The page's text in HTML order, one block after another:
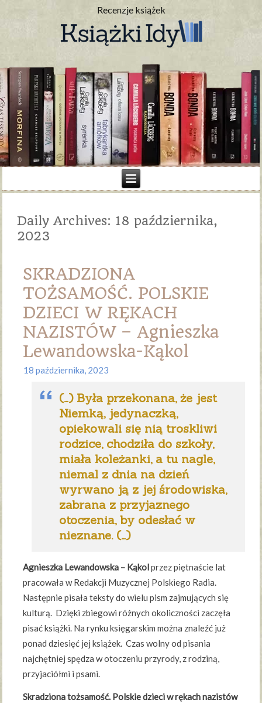
Recenzje książek
Daily Archives: 18 października,
2023
SKRADZIONA
TOŻSAMOŚĆ. POLSKIE
DZIECI W RĘKACH
NAZISTÓW – Agnieszka
Lewandowska-Kąkol
18 października, 2023
(…) Była przekonana, że jest
Niemką, jedynaczką,
opiekowali się nią troskliwi
rodzice, chodziła do szkoły,
miała koleżanki, a tu nagle,
niemal z dnia na dzień
wyrwano ją z jej środowiska,
zabrana z przyjaznego
otoczenia, by odesłać w
nieznane. (…)
Agnieszka Lewandowska – Kąkolprzez piętnaście lat
pracowała w Redakcji Muzycznej Polskiego Radia.
Następnie pisała teksty do wielu pism zajmujących się
kulturą. Dzięki zbiegowi różnych okoliczności zaczęła
pisać książki. Na rynku księgarskim można znaleźć już
ponad dziesięć jej książek. Czas wolny od pisania
najchętniej spędza w otoczeniu przyrody, z rodziną,
przyjaciółmi i psami.
Skradziona tożsamość. Polskie dzieci w rękach nazistów